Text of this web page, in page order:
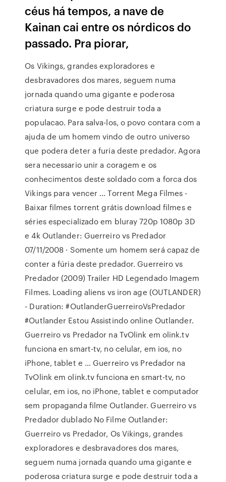
céus há tempos, a nave de
Kainan cai entre os nórdicos do
passado. Pra piorar,
Os Vikings, grandes exploradores e
desbravadores dos mares, seguem numa
jornada quando uma gigante e poderosa
criatura surge e pode destruir toda a
populacao. Para salva-los, o povo contara com a
ajuda de um homem vindo de outro universo
que podera deter a furia deste predador. Agora
sera necessario unir a coragem e os
conhecimentos deste soldado com a forca dos
Vikings para vencer … Torrent Mega Filmes -
Baixar filmes torrent grátis download filmes e
séries especializado em bluray 720p 1080p 3D
e 4k Outlander: Guerreiro vs Predador
07/11/2008 · Somente um homem será capaz de
conter a fúria deste predador. Guerreiro vs
Predador (2009) Trailer HD Legendado Imagem
Filmes. Loading aliens vs iron age (OUTLANDER)
- Duration: #OutlanderGuerreiroVsPredador
#Outlander Estou Assistindo online Outlander.
Guerreiro vs Predador na TvOlink em olink.tv
funciona en smart-tv, no celular, em ios, no
iPhone, tablet e … Guerreiro vs Predador na
TvOlink em olink.tv funciona en smart-tv, no
celular, em ios, no iPhone, tablet e computador
sem propaganda filme Outlander. Guerreiro vs
Predador dublado No Filme Outlander:
Guerreiro vs Predador, Os Vikings, grandes
exploradores e desbravadores dos mares,
seguem numa jornada quando uma gigante e
poderosa criatura surge e pode destruir toda a